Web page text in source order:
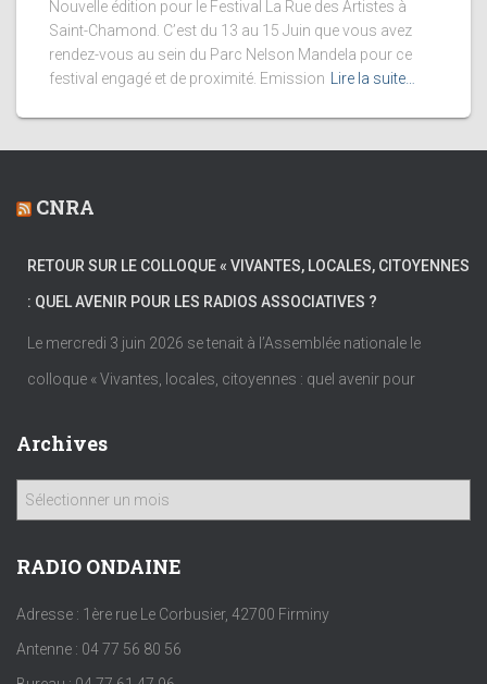
Nouvelle édition pour le Festival La Rue des Artistes à
Saint-Chamond. C’est du 13 au 15 Juin que vous avez
rendez-vous au sein du Parc Nelson Mandela pour ce
festival engagé et de proximité. Emission
Lire la suite…
CNRA
RETOUR SUR LE COLLOQUE « VIVANTES, LOCALES, CITOYENNES
: QUEL AVENIR POUR LES RADIOS ASSOCIATIVES ?
Le mercredi 3 juin 2026 se tenait à l’Assemblée nationale le
colloque « Vivantes, locales, citoyennes : quel avenir pour
Archives
h
v
s
RADIO ONDAINE
Adresse : 1ère rue Le Corbusier, 42700 Firminy
Antenne : 04 77 56 80 56